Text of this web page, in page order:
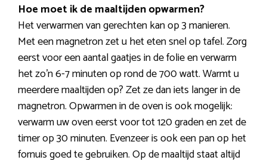
Hoe moet ik de maaltijden opwarmen?
Het verwarmen van gerechten kan op 3 manieren.
Met een magnetron zet u het eten snel op tafel. Zorg
eerst voor een aantal gaatjes in de folie en verwarm
het zo’n 6-7 minuten op rond de 700 watt. Warmt u
meerdere maaltijden op? Zet ze dan iets langer in de
magnetron. Opwarmen in de oven is ook mogelijk:
verwarm uw oven eerst voor tot 120 graden en zet de
timer op 30 minuten. Evenzeer is ook een pan op het
fornuis goed te gebruiken. Op de maaltijd staat altijd